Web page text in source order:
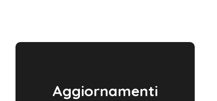
Aggiornamenti